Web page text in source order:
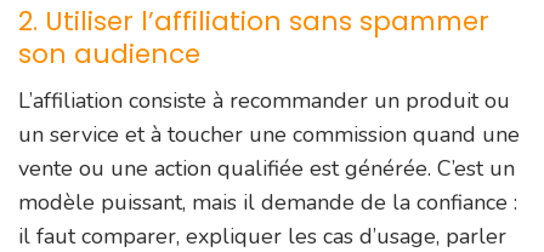
2. Utiliser l’affiliation sans spammer
son audience
L’affiliation consiste à recommander un produit ou
un service et à toucher une commission quand une
vente ou une action qualifiée est générée. C’est un
modèle puissant, mais il demande de la confiance :
il faut comparer, expliquer les cas d’usage, parler